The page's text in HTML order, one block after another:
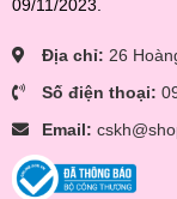
09/11/2023.
Địa chỉ: 26
Số điện thoại:
Email: